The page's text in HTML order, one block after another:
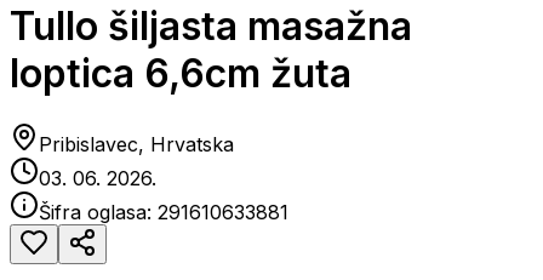
Tullo šiljasta masažna
loptica 6,6cm žuta
Pribislavec, Hrvatska
03. 06. 2026.
Šifra oglasa: 291610633881